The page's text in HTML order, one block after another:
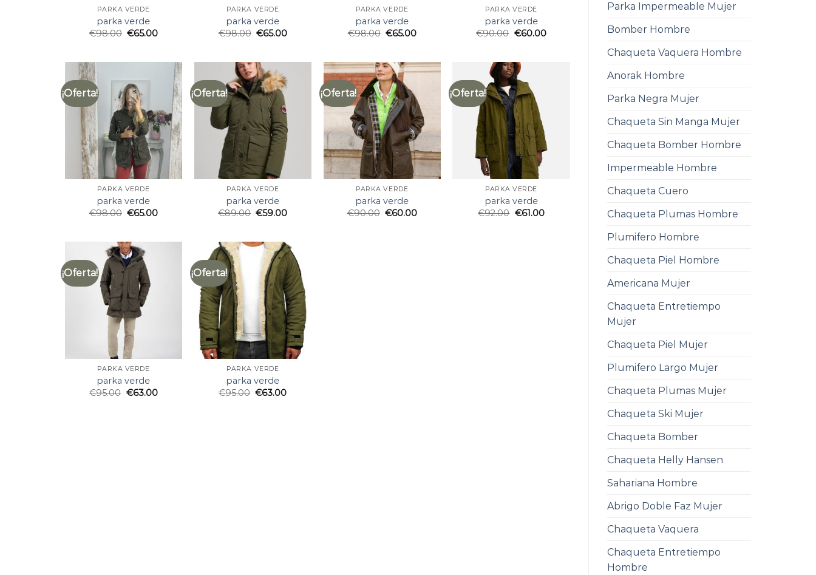
Parka Impermeable Mujer
Bomber Hombre
Chaqueta Vaquera Hombre
Anorak Hombre
Parka Negra Mujer
Chaqueta Sin Manga Mujer
Chaqueta Bomber Hombre
Impermeable Hombre
Chaqueta Cuero
Chaqueta Plumas Hombre
Plumifero Hombre
Chaqueta Piel Hombre
Americana Mujer
Chaqueta Entretiempo
Mujer
Chaqueta Piel Mujer
Plumifero Largo Mujer
Chaqueta Plumas Mujer
Chaqueta Ski Mujer
Chaqueta Bomber
Chaqueta Helly Hansen
Sahariana Hombre
Abrigo Doble Faz Mujer
Chaqueta Vaquera
Chaqueta Entretiempo
Hombre
PARKA VERDE
parka verde
€98.00 €65.00
PARKA VERDE
parka verde
€98.00 €65.00
PARKA VERDE
parka verde
€98.00 €65.00
PARKA VERDE
parka verde
€90.00 €60.00
¡Oferta!
PARKA VERDE
parka verde
€98.00 €65.00
¡Oferta!
PARKA VERDE
parka verde
€89.00 €59.00
¡Oferta!
PARKA VERDE
parka verde
€90.00 €60.00
¡Oferta!
PARKA VERDE
parka verde
€92.00 €61.00
¡Oferta!
PARKA VERDE
parka verde
€95.00 €63.00
¡Oferta!
PARKA VERDE
parka verde
€95.00 €63.00